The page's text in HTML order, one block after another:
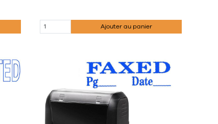
Ajouter au panier